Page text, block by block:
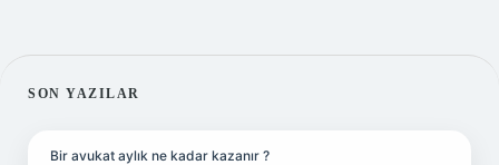
SIDEBAR
SON YAZILAR
Bir avukat aylık ne kadar kazanır ?